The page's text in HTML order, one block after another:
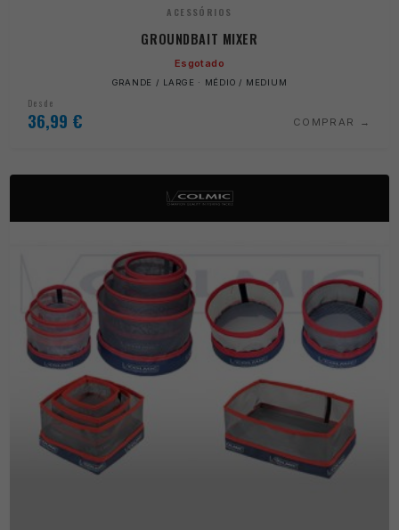
ACESSÓRIOS
GROUNDBAIT MIXER
Esgotado
GRANDE / LARGE · MÉDIO / MEDIUM
Desde
36,99 € COMPRAR